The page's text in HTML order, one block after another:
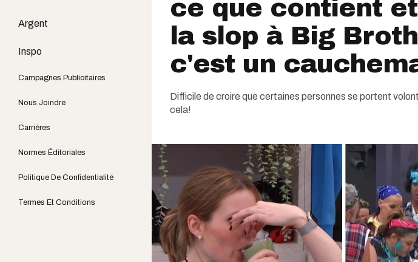
Argent
Inspo
Campagnes Publicitaires
Nous Joindre
Carrières
Normes Éditoriales
Politique De Confidentialité
Termes Et Conditions
ce que contient
la slop à Big
c'est un
Difficile de croire que certaines personnes se portent
cela!